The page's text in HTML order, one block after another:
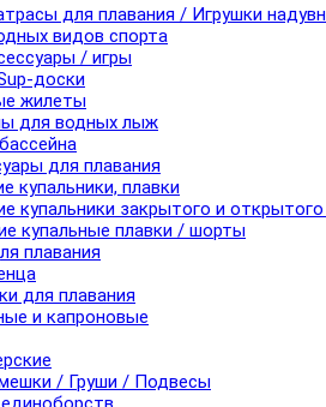
для плавания / Игрушки
видов спорта
/ игры
доски
жилеты
для водных лыж
для плавания
купальники, плавки
купальники закрытого и
купальные плавки / шорты
плавания
для плавания
и капроновые
/ Груши / Подвесы